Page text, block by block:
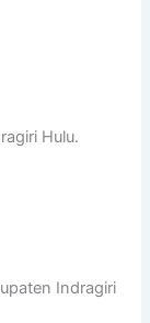
Hulu.
Indragiri